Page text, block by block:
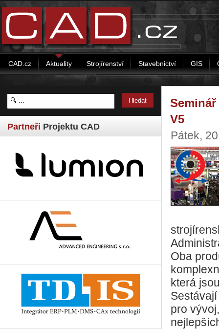
CAD.cz Aktuality Strojírenství Stavebnictví GIS
Partneři Projektu CAD
V5
Pátek,
Oba
která
pro